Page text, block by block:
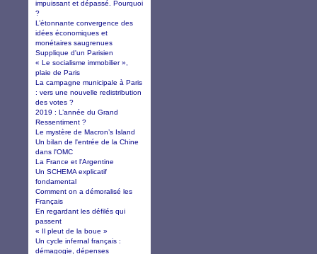
impuissant et dépassé. Pourquoi
?
L’étonnante convergence des
idées économiques et
monétaires saugrenues
Supplique d'un Parisien
« Le socialisme immobilier »,
plaie de Paris
La campagne municipale à Paris
: vers une nouvelle redistribution
des votes ?
2019 : L’année du Grand
Ressentiment ?
Le mystère de Macron’s Island
Un bilan de l'entrée de la Chine
dans l'OMC
La France et l'Argentine
Un SCHEMA explicatif
fondamental
Comment on a démoralisé les
Français
En regardant les défilés qui
passent
« Il pleut de la boue »
Un cycle infernal français :
démagogie, dépenses